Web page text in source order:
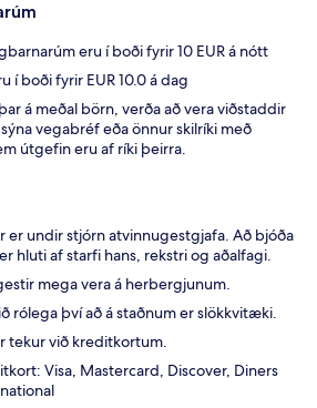
eru í boði fyrir 10 EUR á nótt
í boði fyrir EUR 10.0 á dag
á meðal börn, verða að vera viðstaddir
vegabréf eða önnur skilríki með
útgefin eru af ríki þeirra.
er undir stjórn atvinnugestgjafa. Að bjóða
hluti af starfi hans, rekstri og aðalfagi.
mega vera á herbergjunum.
rólega því að á staðnum er slökkvitæki.
tekur við kreditkortum.
Visa, Mastercard, Discover, Diners